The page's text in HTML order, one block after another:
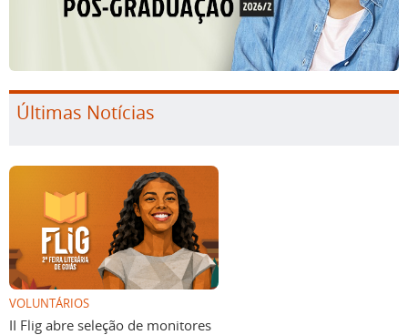
Últimas Notícias
VOLUNTÁRIOS
II Flig abre seleção de monitores